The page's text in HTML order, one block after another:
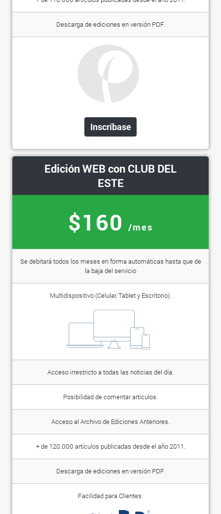
Descarga de ediciones en versión PDF.
Inscríbase
Edición WEB con CLUB DEL
ESTE
$160 /mes
Se debitará todos los meses en forma automáticas hasta que de
la baja del servicio
Multidispositivo (Celular, Tablet y Escritorio).
Acceso irrestricto a todas las noticias del día.
Posibilidad de comentar artículos.
Acceso al Archivo de Ediciones Anteriores.
+ de 120.000 artículos publicadas desde el año 2011.
Descarga de ediciones en versión PDF.
Facilidad para Clientes: